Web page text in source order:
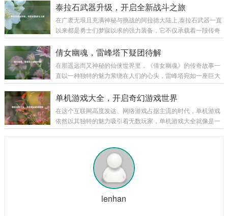
胁让他们的生存岌岌可危...
玩家穿越回那个群雄逐鹿、战火纷飞的三国乱世。 《三国战记
之乱世枭雄》以东汉末年的三国时期为宏大背景，这个时期，
汉室衰微，天下大乱，各路诸侯纷纷崛起，形成了一个个强大
的军事集团，游戏巧妙地将历史上的重大事件和著名战役融入
战曹操以少胜多击败袁绍，奠定统一北方的基础...
泰拉石武器升级，开启全新战斗之旅
在广袤无垠且充满神秘与挑战的阿拉德大陆上,泰拉石武器一直
以来都是勇士们梦寐以求的强力装备，它不仅承载着一段传奇
的历史，更以其独特的属性和强大的威力，在无数次惊心动魄
的战斗中陪伴着勇士们披荆斩棘，而泰拉石武器的升级，更是
为这场冒险之旅增添了全新的色彩和无限的可能。 泰拉石武器
的诞生源于古老的泰拉文明,传说中，泰拉文明曾经无比辉煌，
其锻造技术更是达到了登峰造极的境界，泰拉石便是那个时代
经千辛万苦，收集齐所需的材料，成功锻造出...
倩女幽魂，雷峰塔下疑团待解
在那遥远而又神秘的仙侠世界里，《倩女幽魂》的传奇故事一
直以一种独特的魅力萦绕在人们的心头，雷峰塔宛如一座巨大
的谜团，矗立在烟雨朦胧的江南大地，引得无数侠客、修道之
士纷纷前来探寻其中隐藏的秘密。 雷峰塔，本是镇压妖邪之物
的神圣之地，在《倩女幽魂》的世界中，它却逐渐成为了一个
充满诡异和谜团的存在，关于雷峰塔的传说层出不穷，有人说
塔中封印着上古时期的强大妖邪，其怨念化作了阴云，笼罩着
月圆之夜,就会有诡异的事件发生。 有一位年...
单机游戏大全，开启奇幻游戏世界
在这个互联网高度发达、网络游戏占据主流的时代，单机游戏
依然以其独特的魅力吸引着无数玩家，单机游戏大全就像是一
座宝库，为玩家们提供了各种各样精彩纷呈的游戏体验,让我们
机游戏是单机游戏大全中非常受欢迎的一个类别，以《上古卷
轴 5：天际》为例，这款游戏构建了一个宏大而开放的奇幻世
界，玩家可以自由地探索天际省的每一寸土地，与各种种族的
NPC互动，学习魔法、剑术等技能，完成丰富多样的任务，游
戏中丰富的剧情线和角色发展系统，让...
lenhan